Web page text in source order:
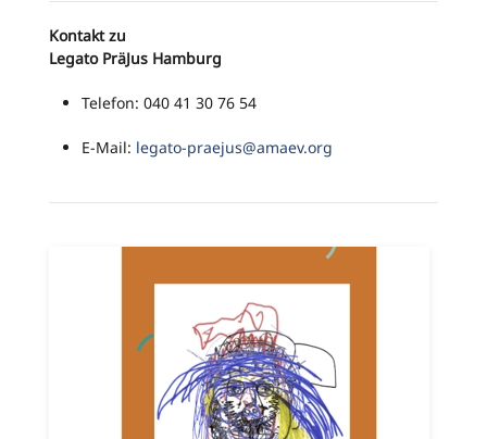
Kontakt zu
Legato PräJus Hamburg
Telefon: 040 41 30 76 54
E-Mail: legato-praejus@amaev.org